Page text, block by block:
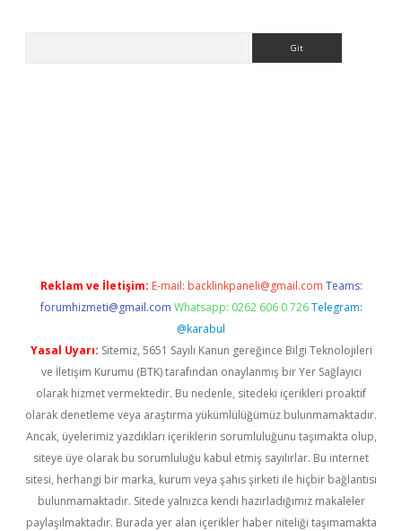
Reklam ve İletişim: E-mail: backlinkpaneli@gmail.com Teams:
forumhizmeti@gmail.com Whatsapp: 0262 606 0 726 Telegram:
@karabul
Yasal Uyarı: Sitemiz, 5651 Sayılı Kanun gereğince Bilgi Teknolojileri
ve İletişim Kurumu (BTK) tarafından onaylanmış bir Yer Sağlayıcı
olarak hizmet vermektedir. Bu nedenle, sitedeki içerikleri proaktif
olarak denetleme veya araştırma yükümlülüğümüz bulunmamaktadır.
Ancak, üyelerimiz yazdıkları içeriklerin sorumluluğunu taşımakta olup,
siteye üye olarak bu sorumluluğu kabul etmiş sayılırlar. Bu internet
sitesi, herhangi bir marka, kurum veya şahıs şirketi ile hiçbir bağlantısı
bulunmamaktadır. Sitede yalnızca kendi hazırladığımız makaleler
paylaşılmaktadır. Burada yer alan içerikler haber niteliği taşımamakta